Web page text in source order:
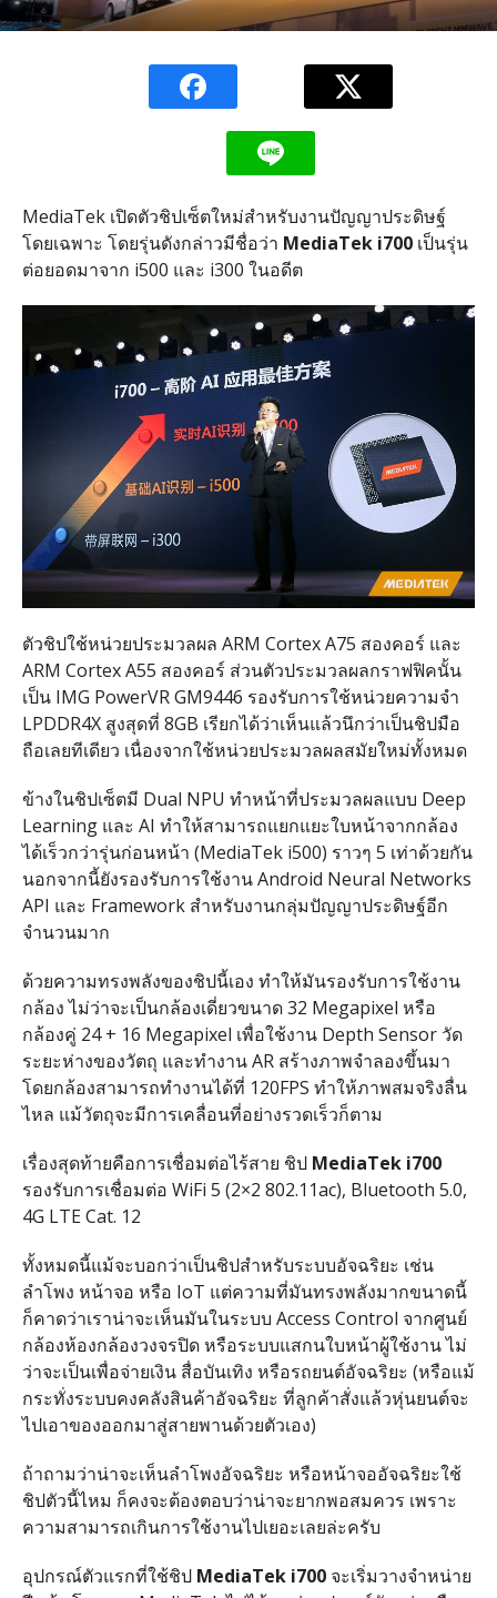
MediaTek เปิดตัวชิปเซ็ตใหม่สำหรับงานปัญญาประดิษฐ์
โดยเฉพาะ โดยรุ่นดังกล่าวมีชื่อว่า MediaTek i700เป็นรุ่น
ต่อยอดมาจาก i500 และ i300 ในอดีต
ตัวชิปใช้หน่วยประมวลผล ARM Cortex A75 สองคอร์ และ
ARM Cortex A55 สองคอร์ ส่วนตัวประมวลผลกราฟฟิคนั้น
เป็น IMG PowerVR GM9446 รองรับการใช้หน่วยความจำ
LPDDR4X สูงสุดที่ 8GB เรียกได้ว่าเห็นแล้วนึกว่าเป็นชิปมือ
ถือเลยทีเดียว เนื่องจากใช้หน่วยประมวลผลสมัยใหม่ทั้งหมด
ข้างในชิปเซ็ตมี Dual NPU ทำหน้าที่ประมวลผลแบบ Deep
Learning และ AI ทำให้สามารถแยกแยะใบหน้าจากกล้อง
ได้เร็วกว่ารุ่นก่อนหน้า (MediaTek i500) ราวๆ 5 เท่าด้วยกัน
นอกจากนี้ยังรองรับการใช้งาน Android Neural Networks
API และ Framework สำหรับงานกลุ่มปัญญาประดิษฐ์อีก
จำนวนมาก
ด้วยความทรงพลังของชิปนี้เอง ทำให้มันรองรับการใช้งาน
กล้อง ไม่ว่าจะเป็นกล้องเดี่ยวขนาด 32 Megapixel หรือ
กล้องคู่ 24 + 16 Megapixel เพื่อใช้งาน Depth Sensor วัด
ระยะห่างของวัตถุ และทำงาน AR สร้างภาพจำลองขึ้นมา
โดยกล้องสามารถทำงานได้ที่ 120FPS ทำให้ภาพสมจริงลื่น
ไหล แม้วัตถุจะมีการเคลื่อนที่อย่างรวดเร็วก็ตาม
เรื่องสุดท้ายคือการเชื่อมต่อไร้สาย ชิป MediaTek i700
รองรับการเชื่อมต่อ WiFi 5 (2×2 802.11ac), Bluetooth 5.0,
4G LTE Cat. 12
ทั้งหมดนี้แม้จะบอกว่าเป็นชิปสำหรับระบบอัจฉริยะ เช่น
ลำโพง หน้าจอ หรือ IoT แต่ความที่มันทรงพลังมากขนาดนี้
ก็คาดว่าเราน่าจะเห็นมันในระบบ Access Control จากศูนย์
กล้องห้องกล้องวงจรปิด หรือระบบแสกนใบหน้าผู้ใช้งาน ไม่
ว่าจะเป็นเพื่อจ่ายเงิน สื่อบันเทิง หรือรถยนต์อัจฉริยะ (หรือแม้
กระทั่งระบบคงคลังสินค้าอัจฉริยะ ที่ลูกค้าสั่งแล้วหุ่นยนต์จะ
ไปเอาของออกมาสู่สายพานด้วยตัวเอง)
ถ้าถามว่าน่าจะเห็นลำโพงอัจฉริยะ หรือหน้าจออัจฉริยะใช้
ชิปตัวนี้ไหม ก็คงจะต้องตอบว่าน่าจะยากพอสมควร เพราะ
ความสามารถเกินการใช้งานไปเยอะเลยล่ะครับ
อุปกรณ์ตัวแรกที่ใช้ชิป MediaTek i700จะเริ่มวางจำหน่าย